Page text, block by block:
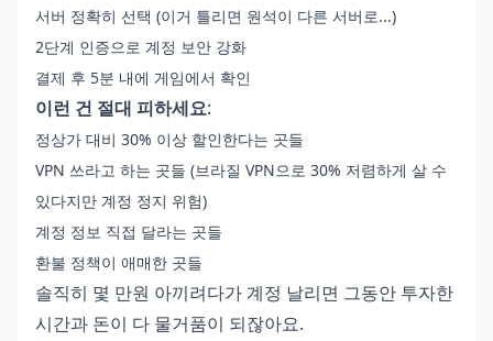
서버 정확히 선택 (이거 틀리면 원석이 다른 서버로...)
2단계 인증으로 계정 보안 강화
결제 후 5분 내에 게임에서 확인
이런 건 절대 피하세요:
정상가 대비 30% 이상 할인한다는 곳들
VPN 쓰라고 하는 곳들 (브라질 VPN으로 30% 저렴하게 살 수
있다지만 계정 정지 위험)
계정 정보 직접 달라는 곳들
환불 정책이 애매한 곳들
솔직히 몇 만원 아끼려다가 계정 날리면 그동안 투자한
시간과 돈이 다 물거품이 되잖아요.